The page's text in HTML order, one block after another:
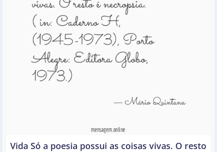
Vida Só a poesia possui as coisas vivas. O resto